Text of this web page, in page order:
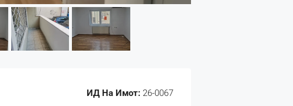
ИД На Имот: 26-0067